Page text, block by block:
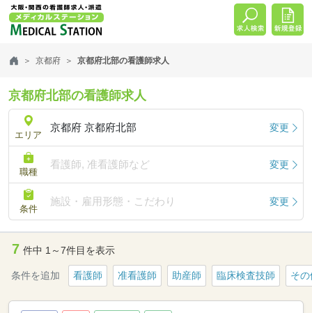
京都府 京都府北部の看護師求人
京都府北部の看護師求人
エリア
京都府 京都府北部 変更
職種
看護師, 准看護師など 変更
条件
施設・雇用形態・こだわり 変更
7 件中 1～7件目を表示
条件を追加 看護師 准看護師 助産師 臨床検査技師 その